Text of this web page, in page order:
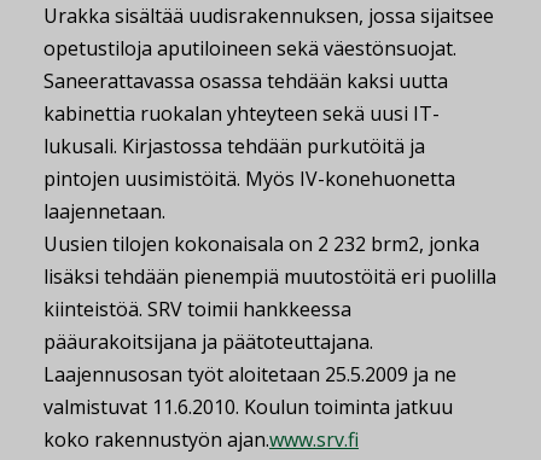
Urakka sisältää uudisrakennuksen, jossa sijaitsee
opetustiloja aputiloineen sekä väestönsuojat.
Saneerattavassa osassa tehdään kaksi uutta
kabinettia ruokalan yhteyteen sekä uusi IT-
lukusali. Kirjastossa tehdään purkutöitä ja
pintojen uusimistöitä. Myös IV-konehuonetta
laajennetaan.
Uusien tilojen kokonaisala on 2 232 brm2, jonka
lisäksi tehdään pienempiä muutostöitä eri puolilla
kiinteistöä. SRV toimii hankkeessa
pääurakoitsijana ja päätoteuttajana.
Laajennusosan työt aloitetaan 25.5.2009 ja ne
valmistuvat 11.6.2010. Koulun toiminta jatkuu
koko rakennustyön ajan.www.srv.fi